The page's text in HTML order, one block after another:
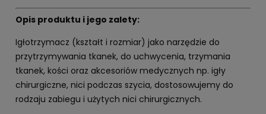
Opis produktu i jego zalety:
Igłotrzymacz (kształt i rozmiar) jako narzędzie do
przytrzymywania tkanek, do uchwycenia, trzymania
tkanek, kości oraz akcesoriów medycznych np. igły
chirurgiczne, nici podczas szycia, dostosowujemy do
rodzaju zabiegu i użytych nici chirurgicznych.